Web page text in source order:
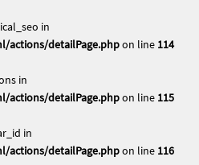
in
actions/detailPage.phpon line 114
in
actions/detailPage.phpon line 115
in
actions/detailPage.phpon line 116